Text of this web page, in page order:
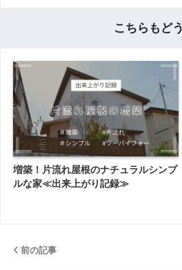
こちらもど
増築！片流れ屋根のナチュラルシンプ
ルな家≪出来上がり記録≫
前の記事